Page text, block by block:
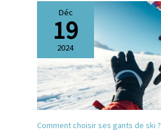
Déc
19
2024
Comment choisir ses gants de ski ?